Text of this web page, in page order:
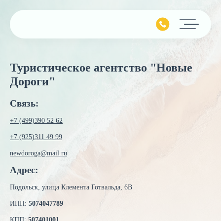
Подбор тура
Страны
Минимальные цены
Наши услуги
Авиабилеты
О компании
Туристическое агентство "Новые
Дороги"
Связь:
+7 (499)390 52 62
+7 (925)311 49 99
newdoroga@mail.ru
Адрес:
Подольск, улица Клемента Готвальда, 6В
ИНН: 5074047789